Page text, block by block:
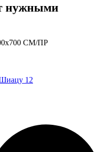
нужными
СМ/ПР
12